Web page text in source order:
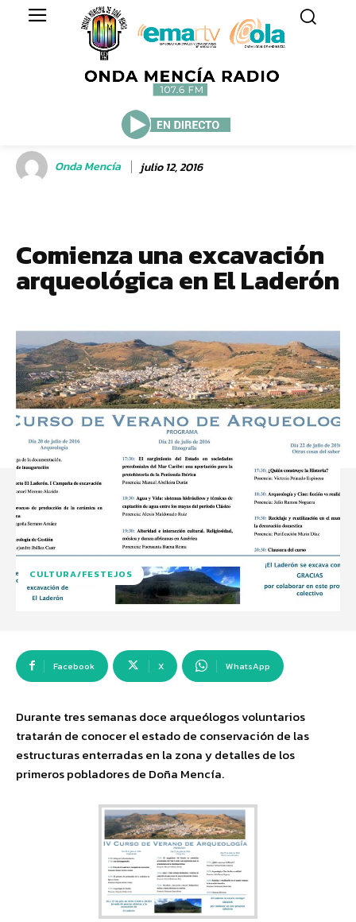
Onda Mencía julio 12, 2016
Comienza una excavación
arqueológica en El Laderón
CULTURA/FESTEJOS
Facebook X WhatsApp
Durante tres semanas doce arqueólogos voluntarios
tratarán de conocer el estado de conservación de las
estructuras enterradas en la zona y detalles de los
primeros pobladores de Doña Mencía.